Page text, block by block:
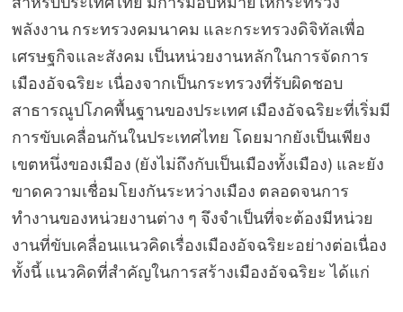
พลังงาน กระทรวงคมนาคม และกระทรวงดิจิทัลเพื่อ
เศรษฐกิจและสังคม เป็นหน่วยงานหลักในการจัดการ
เมืองอัจฉริยะ เนื่องจากเป็นกระทรวงที่รับผิดชอบ
สาธารณูปโภคพื้นฐานของประเทศ เมืองอัจฉริยะที่เริ่มมี
การขับเคลื่อนกันในประเทศไทย โดยมากยังเป็นเพียง
เขตหนึ่งของเมือง (ยังไม่ถึงกับเป็นเมืองทั้งเมือง) และยัง
ขาดความเชื่อมโยงกันระหว่างเมือง ตลอดจนการ
ทำงานของหน่วยงานต่าง ๆ จึงจำเป็นที่จะต้องมีหน่วย
งานที่ขับเคลื่อนแนวคิดเรื่องเมืองอัจฉริยะอย่างต่อเนื่อง
ทั้งนี้ แนวคิดที่สำคัญในการสร้างเมืองอัจฉริยะ ได้แก่